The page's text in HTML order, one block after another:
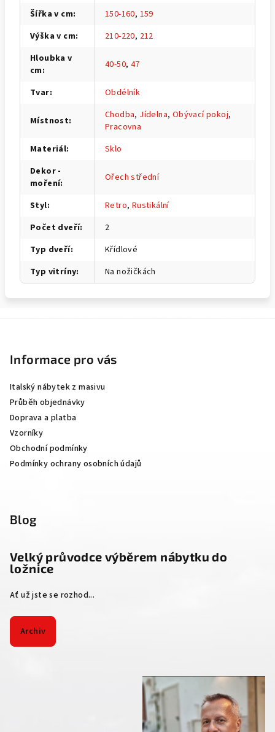
Šířka v cm: 150-160, 159
Výška v cm: 210-220, 212
Hloubka v
cm: 40-50, 47
Tvar: Obdélník
Místnost: Chodba, Jídelna, Obývací pokoj,
Pracovna
Materiál:
Sklo
Dekor -
moření: Ořech střední
Styl: Retro, Rustikální
Počet dveří:
2
Typ dveří:
Křídlové
Typ vitríny: Na nožičkách
Informace pro vás
Italský nábytek z masivu
Průběh objednávky
Doprava a platba
Vzorníky
Obchodní podmínky
Podmínky ochrany osobních údajů
Blog
Velký průvodce výběrem nábytku do
ložnice
Ať už jste se rozhod...
Archiv